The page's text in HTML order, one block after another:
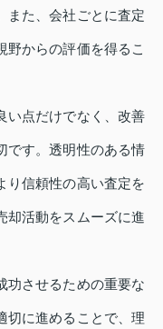
また、会社ごとに査定
野からの評価を得るこ
い点だけでなく、改善
です。透明性のある情
り信頼性の高い査定を
却活動をスムーズに進
功させるための重要な
切に進めることで、理